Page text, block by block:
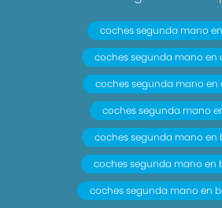
coches segunda mano
coches segunda mano en
coches segunda mano en
coches segunda mano
coches segunda mano en
coches segunda mano en
coches segunda mano en